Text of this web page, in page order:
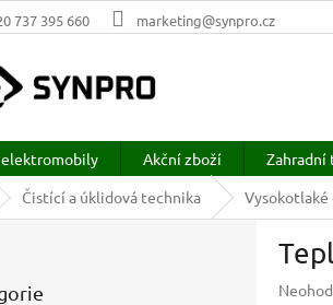
737 395 660 marketing@synpro.cz
elektromobily Akční zboží
Zahradní
Čistící a úklidová technika Vysokotlaké